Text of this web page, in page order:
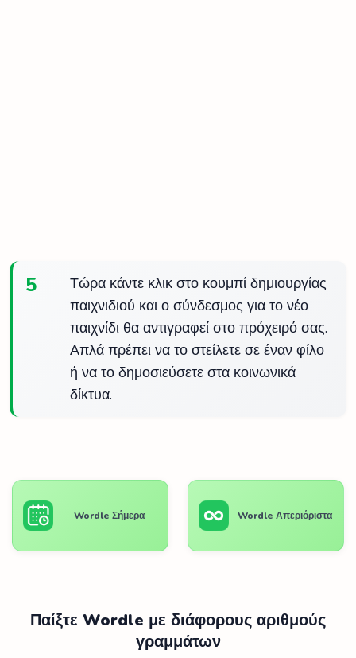
5
Τώρα κάντε κλικ στο κουμπί δημιουργίας
παιχνιδιού και ο σύνδεσμος για το νέο
παιχνίδι θα αντιγραφεί στο πρόχειρό σας.
Απλά πρέπει να το στείλετε σε έναν φίλο
ή να το δημοσιεύσετε στα κοινωνικά
δίκτυα.
Wordle Σήμερα Wordle Απεριόριστα
Παίξτε Wordle με διάφορους αριθμούς
γραμμάτων